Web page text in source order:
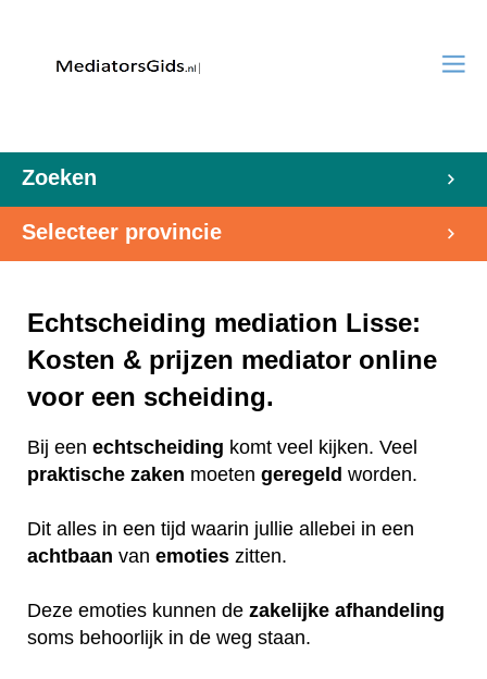
Zoeken
Selecteer provincie
Echtscheiding mediation Lisse:
Kosten & prijzen mediator online
voor een scheiding.
Bij een echtscheiding komt veel kijken. Veel
praktische zaken moeten geregeld worden.
Dit alles in een tijd waarin jullie allebei in een
achtbaan van emoties zitten.
Deze emoties kunnen de zakelijke afhandeling
soms behoorlijk in de weg staan.